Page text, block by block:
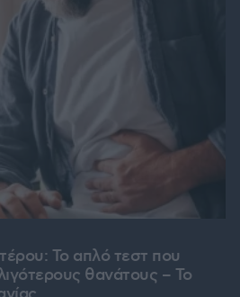
Το απλό τεστ που
θανάτους – Το